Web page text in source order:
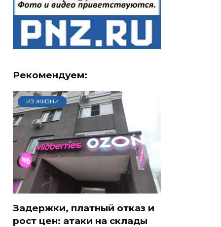
Рекомендуем:
ИЗ ЖИЗНИ
Задержки, платный отказ и
рост цен: атаки на склады